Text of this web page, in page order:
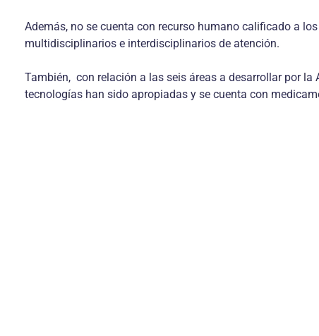
Además, no se cuenta con recurso humano calificado a
multidisciplinarios e interdisciplinarios de atención.
También, con relación a las seis áreas a desarrollar por
tecnologías han sido apropiadas y se cuenta con